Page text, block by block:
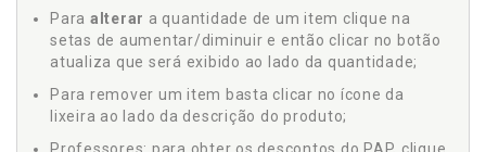
Para alterar a quantidade de um item clique na
setas de aumentar/diminuir e então clicar no botão
atualiza que será exibido ao lado da quantidade;
Para remover um item basta clicar no ícone da
lixeira ao lado da descrição do produto;